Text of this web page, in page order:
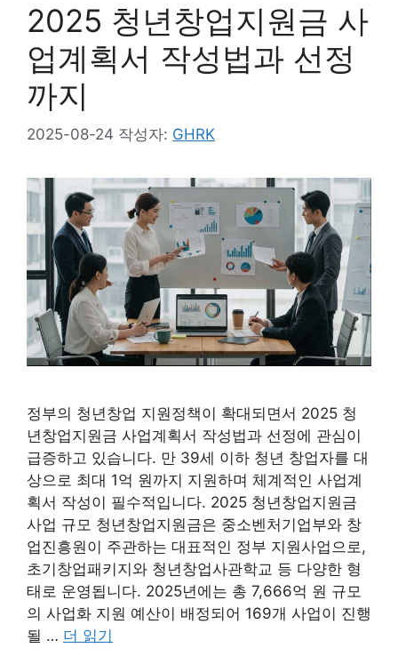
2025 청년창업지원금 사
업계획서 작성법과 선정
까지
2025-08-24 작성자: GHRK
정부의 청년창업 지원정책이 확대되면서 2025 청
년창업지원금 사업계획서 작성법과 선정에 관심이
급증하고 있습니다. 만 39세 이하 청년 창업자를 대
상으로 최대 1억 원까지 지원하며 체계적인 사업계
획서 작성이 필수적입니다. 2025 청년창업지원금
사업 규모 청년창업지원금은 중소벤처기업부와 창
업진흥원이 주관하는 대표적인 정부 지원사업으로,
초기창업패키지와 청년창업사관학교 등 다양한 형
태로 운영됩니다. 2025년에는 총 7,666억 원 규모
의 사업화 지원 예산이 배정되어 169개 사업이 진행
될 … 더 읽기